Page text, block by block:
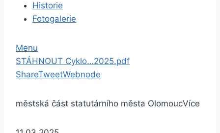
Historie
Fotogalerie
Menu
STÁHNOUT Cyklo…2025.pdf
ShareTweetWebnode
městská část statutárního města OlomoucVíce